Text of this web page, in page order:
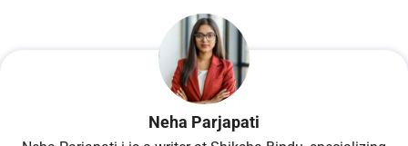
Neha Parjapati